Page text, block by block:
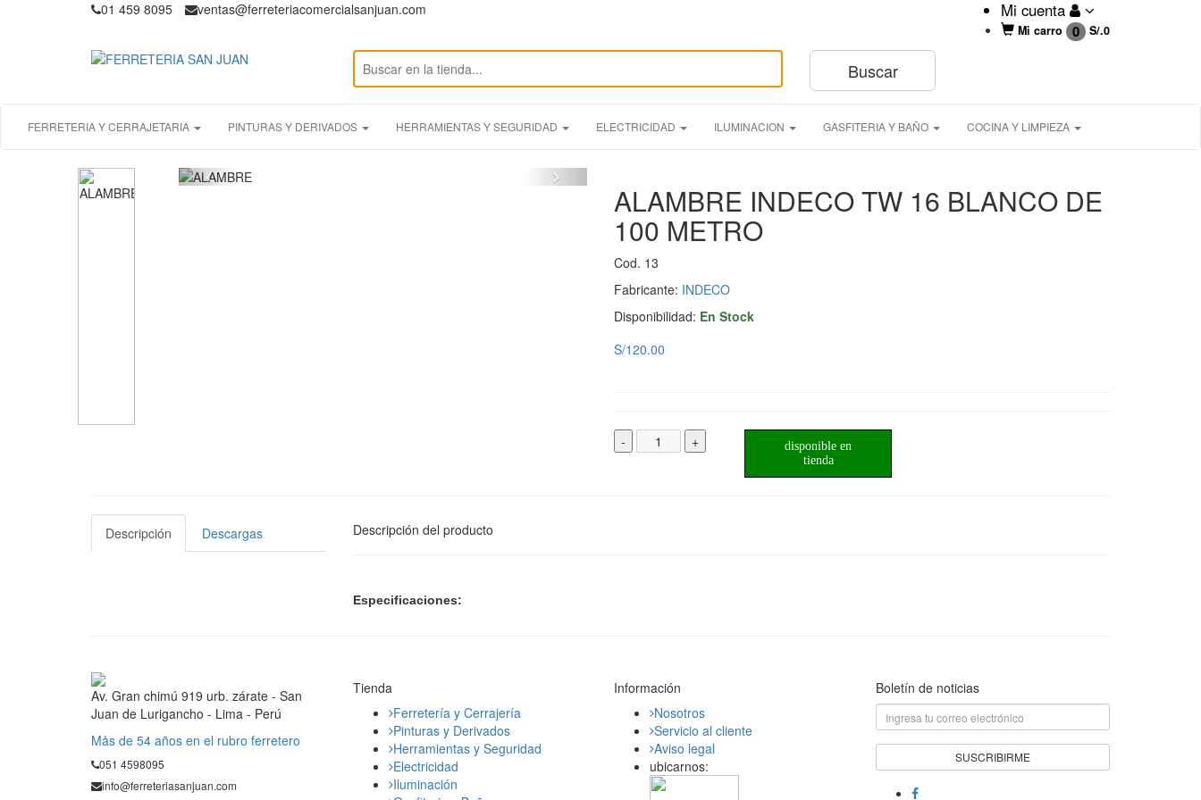
01 459 8095 ventas@ferreteriacomercialsanjuan.com Mi cuenta
Mi carro 0 S/.0
FERRETERIA Y CERRAJETARIA PINTURAS Y DERIVADOS HERRAMIENTAS Y SEGURIDAD ELECTRICIDAD ILUMINACION GASFITERIA Y BAÑO COCINA Y LIMPIEZA
ALAMBRE INDECO TW 16 BLANCO DE
100 METRO
Cod. 13
Fabricante: INDECO
Disponibilidad: En Stock
S/120.00
- +
disponible en
tienda
Descripción Descargas Descripción del producto
Especificaciones:
Av. Gran chimú 919 urb. zárate - San
Juan de Lurigancho - Lima - Perú
Mås de 54 años en el rubro ferretero
051 4598095
info@ferreteriasanjuan.com
Tienda
Ferretería y Cerrajería
Pinturas y Derivados
Herramientas y Seguridad
Electricidad
Iluminación
Información
Nosotros
Servicio al cliente
Aviso legal
ubicarnos:
Boletín de noticias